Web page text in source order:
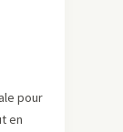
pour
en